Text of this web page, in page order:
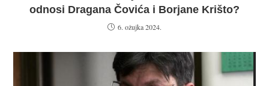
odnosi Dragana Čovića i Borjane Krišto?
6. ožujka 2024.